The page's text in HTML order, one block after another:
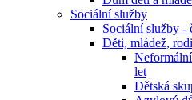
Sociální služby
Sociální služby -
Děti, mládež,
let
Dětská